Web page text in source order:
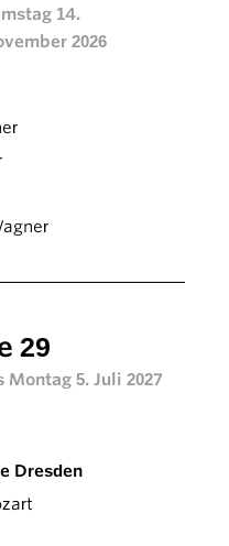
14.
2026
29
5. Juli 2027
Dresden